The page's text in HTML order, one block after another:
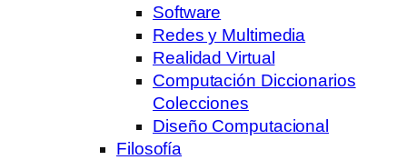
Software
Redes y Multimedia
Realidad Virtual
Computación Diccionarios
Colecciones
Diseño Computacional
Filosofía